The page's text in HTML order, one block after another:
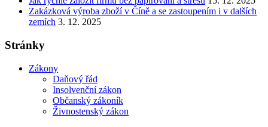
Zakázková výroba zboží v Číně a se zastoupením i v dalších
zemích 3. 12. 2025
Stránky
Zákony
Daňový řád
Insolvenční zákon
Občanský zákoník
Živnostenský zákon